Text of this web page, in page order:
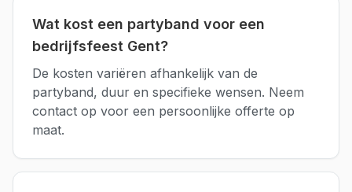
Wat kost een partyband voor een
bedrijfsfeest Gent?
De kosten variëren afhankelijk van de
partyband, duur en specifieke wensen. Neem
contact op voor een persoonlijke offerte op
maat.